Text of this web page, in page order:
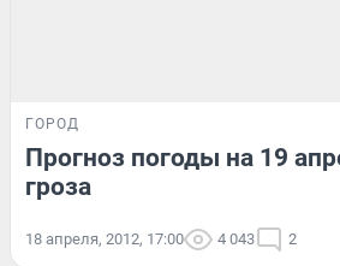
ГОРОД
Прогноз погоды на 19
гроза
18 апреля, 2012, 17:00 4 043 2